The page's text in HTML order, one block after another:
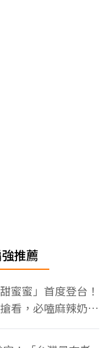
推薦
蜜蜜」首度登台！
看，必嗑麻辣奶油